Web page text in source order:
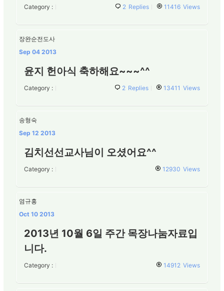
Category : 2 Replies 11416 Views
장완순전도사
Sep 04 2013
윤지 헌아식 축하해요~~~^^
Category : 2 Replies 13411 Views
송형숙
Sep 12 2013
김치선선교사님이 오셨어요^^
Category : 12930 Views
염규홍
Oct 10 2013
2013년 10월 6일 주간 목장나눔자료입
니다.
Category : 14912 Views